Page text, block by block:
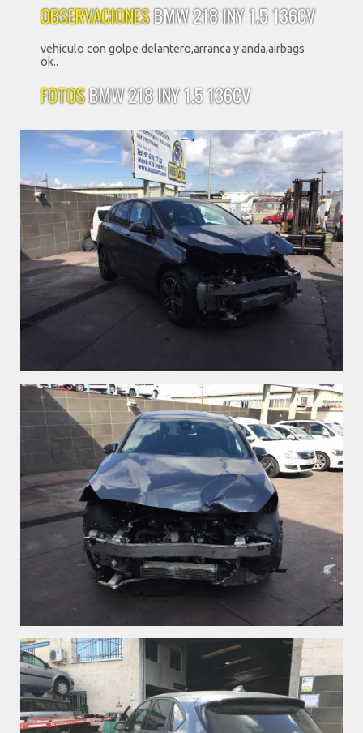
OBSERVACIONESBMW 218 INY 1.5 136CV
vehiculo con golpe delantero,arranca y anda,airbags
ok..
FOTOSBMW 218 INY 1.5 136CV